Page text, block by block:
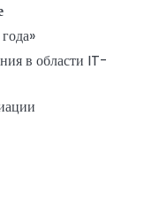
в области IT-